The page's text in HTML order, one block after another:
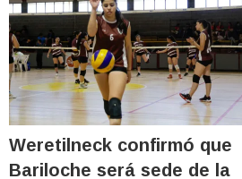
Weretilneck confirmó que
Bariloche será sede de la